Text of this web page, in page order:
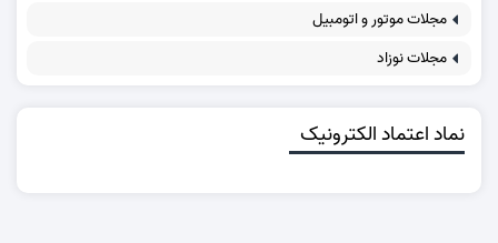
مجلات موتور و اتومبیل
مجلات نوزاد
نماد اعتماد الکترونیک